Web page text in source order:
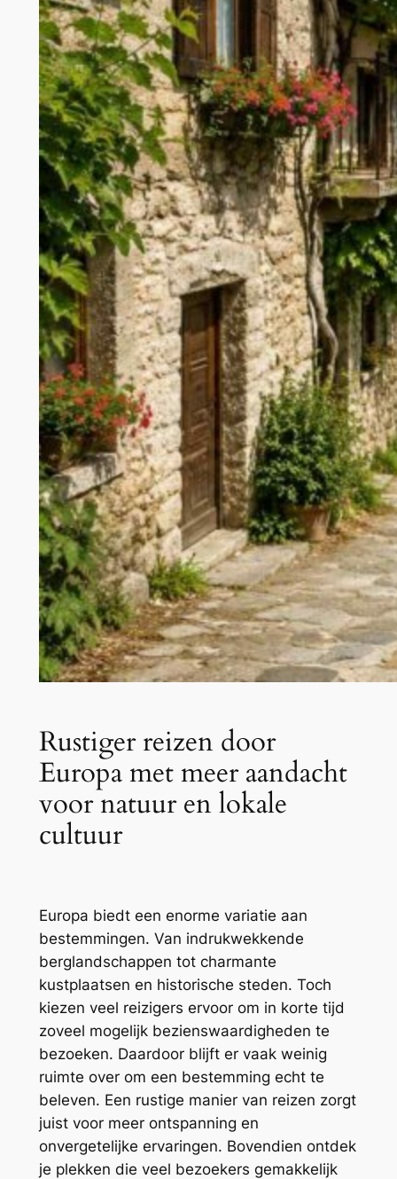
Rustiger reizen door
Europa met meer aandacht
voor natuur en lokale
cultuur
Europa biedt een enorme variatie aan
bestemmingen. Van indrukwekkende
berglandschappen tot charmante
kustplaatsen en historische steden. Toch
kiezen veel reizigers ervoor om in korte tijd
zoveel mogelijk bezienswaardigheden te
bezoeken. Daardoor blijft er vaak weinig
ruimte over om een bestemming echt te
beleven. Een rustige manier van reizen zorgt
juist voor meer ontspanning en
onvergetelijke ervaringen. Bovendien ontdek
je plekken die veel bezoekers gemakkelijk